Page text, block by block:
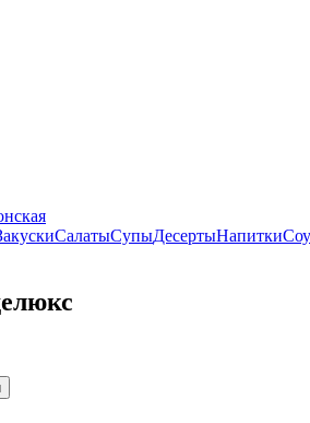
СалатыСупыДесертыНапитки